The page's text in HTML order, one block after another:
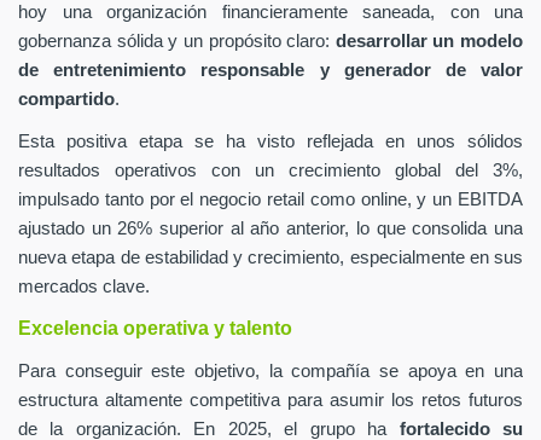
hoy una organización financieramente saneada, con una
gobernanza sólida y un propósito claro: desarrollar un modelo
de entretenimiento responsable y generador de valor
compartido.
Esta positiva etapa se ha visto reflejada en unos sólidos
resultados operativos con un crecimiento global del 3%,
impulsado tanto por el negocio retail como online, y un EBITDA
ajustado un 26% superior al año anterior, lo que consolida una
nueva etapa de estabilidad y crecimiento, especialmente en sus
mercados clave.
Excelencia operativa y talento
Para conseguir este objetivo, la compañía se apoya en una
estructura altamente competitiva para asumir los retos futuros
de la organización. En 2025, el grupo ha fortalecido su